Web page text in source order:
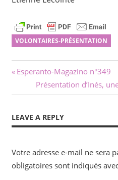
VOLONTAIRES-PRÉSENTATION
Navigation
de
l’article
Previous
Esperanto-Magazino n°349
Next
Post:
Présentation d’Inés,
LEAVE A REPLY
Votre adresse e-mail ne sera
obligatoires sont indiqués